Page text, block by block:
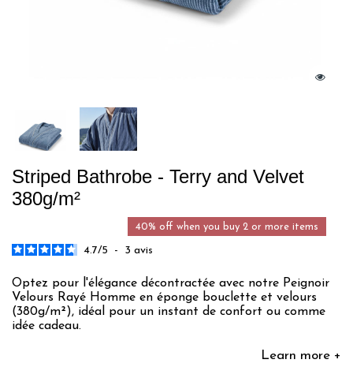
Striped Bathrobe - Terry and Velvet
380g/m²
40% off when you buy 2 or more items
4.7/5 - 3 avis
Optez pour l'élégance décontractée avec notre Peignoir
Velours Rayé Homme en éponge bouclette et velours
(380g/m²), idéal pour un instant de confort ou comme
idée cadeau.
Learn more +